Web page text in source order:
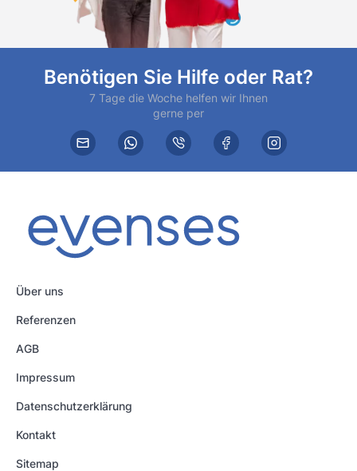
Benötigen Sie Hilfe oder Rat?
7 Tage die Woche helfen wir Ihnen
gerne per
Über uns
Referenzen
AGB
Impressum
Datenschutzerklärung
Kontakt
Sitemap